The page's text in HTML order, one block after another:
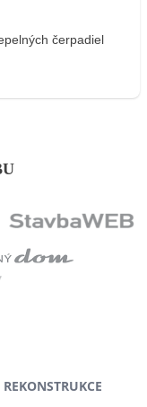
čerpadiel
REKONSTRUKCE